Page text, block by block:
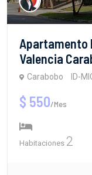
Apartamento
Valencia
Carabobo ID-
$ 550/Mes
Habitaciones 2